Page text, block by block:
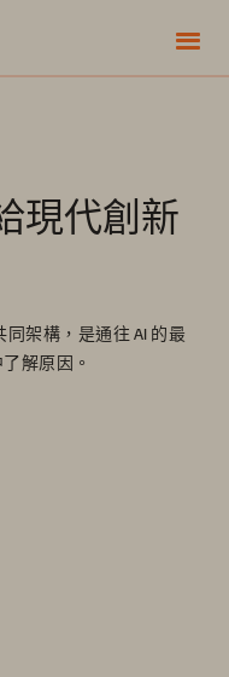
現代創新
同架構，是通往 AI 的最
解原因。